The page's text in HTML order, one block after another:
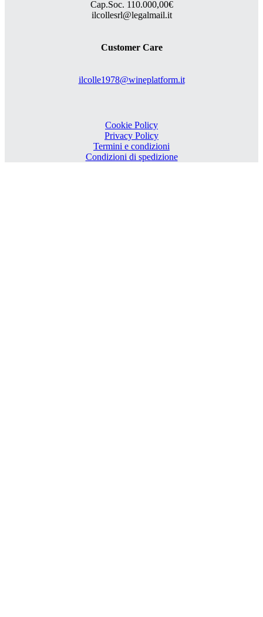
Cap.Soc. 110.000,00€
ilcollesrl@legalmail.it
Customer Care
ilcolle1978@wineplatform.it
Cookie Policy
Privacy Policy
Termini e condizioni
Condizioni di spedizione